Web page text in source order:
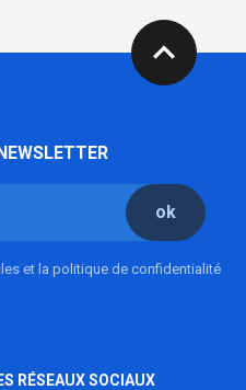
expand_less
ok
et la politique de confidentialité
RÉSEAUX SOCIAUX